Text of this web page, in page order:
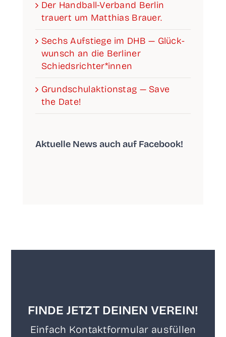
Der Han­­d­­­ball-Ver­­­­­band Ber­lin
trau­ert um Mat­thi­as Brauer.
Sechs Auf­stie­ge im DHB — Glück­
wunsch an die Ber­li­ner
Schiedsrichter*innen
Grund­schul­ak­ti­ons­tag — Save
the Date!
Aktu­el­le News auch auf Facebook!
FINDE JETZT DEINEN VEREIN!
Ein­fach Kon­takt­for­mu­lar aus­fül­len